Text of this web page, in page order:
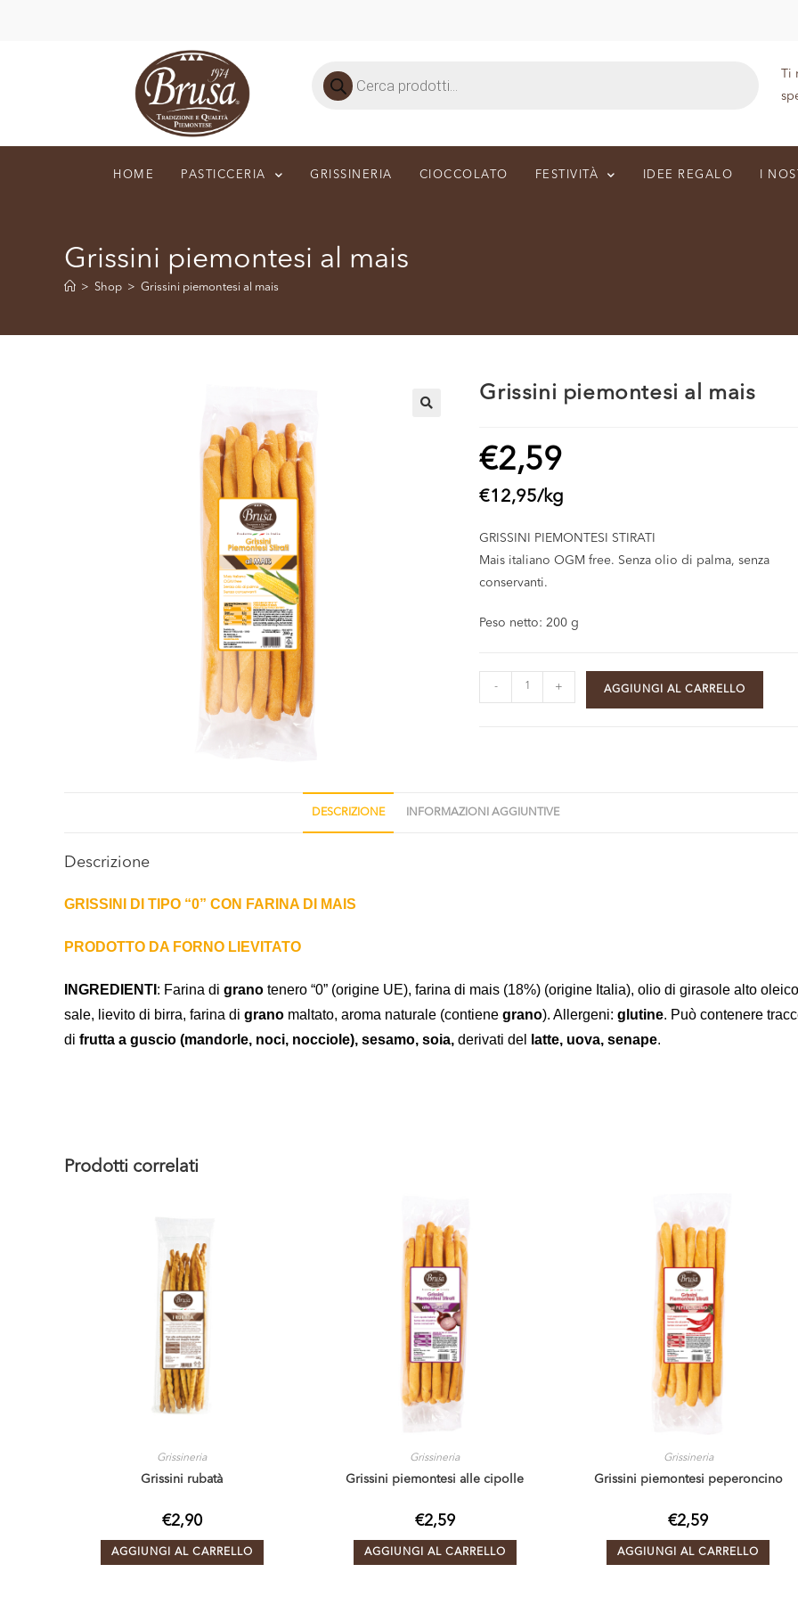
HOME PASTICCERIA GRISSINERIA CIOCCOLATO FESTIVITÀ IDEE REGALO I
Grissini piemontesi al mais
> Shop > Grissini piemontesi al mais
Grissini piemontesi al mais
€2,59
€12,95/kg
GRISSINI PIEMONTESI STIRATI
Mais italiano OGM free. Senza olio di palma, senza
conservanti.
Peso netto: 200 g
- + AGGIUNGI AL CARRELLO
DESCRIZIONE INFORMAZIONI AGGIUNTIVE
Descrizione
GRISSINI DI TIPO “0” CON FARINA DI MAIS
PRODOTTO DA FORNO LIEVITATO
INGREDIENTI : Farina di grano tenero “0” (origine UE), farina di mais (18%) (origine Italia), olio di girasole alto
sale, lievito di birra, farina di grano maltato, aroma naturale (contiene grano). Allergeni: glutine. Può contenere
di frutta a guscio (mandorle, noci, nocciole), sesamo, soia, derivati del latte, uova, senape.
Prodotti correlati
Grissineria
Grissini rubatà
€2,90
AGGIUNGI AL CARRELLO
Grissineria
Grissini piemontesi alle cipolle
€2,59
AGGIUNGI AL CARRELLO
Grissineria
Grissini piemontesi peperoncino
€2,59
AGGIUNGI AL CARRELLO